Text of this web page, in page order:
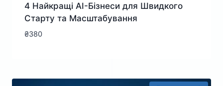
4 Найкращі AI-Бізнеси для Швидкого
Старту та Масштабування
₴380